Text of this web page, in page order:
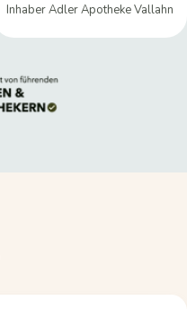
Inhaber Adler Apotheke Vallahn